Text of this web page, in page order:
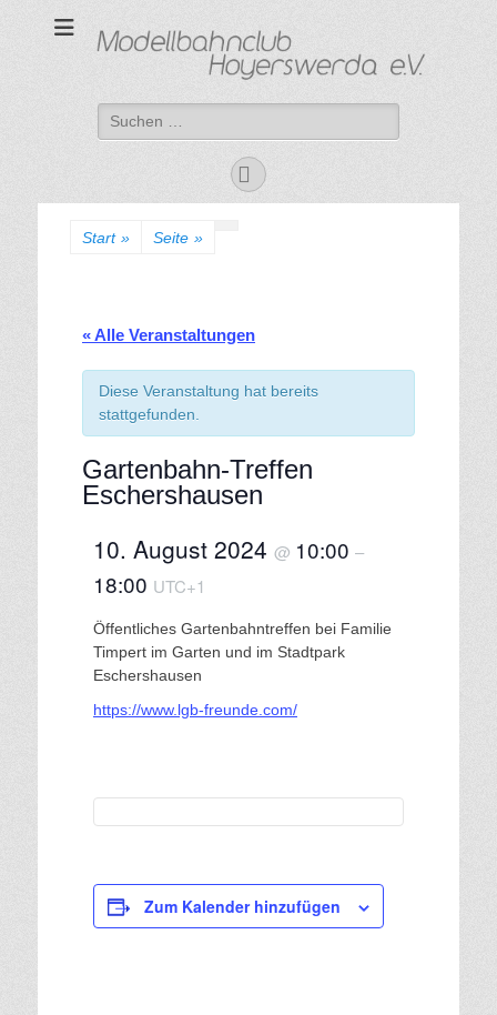
Modellbahnclub
Hoyerswerda e. V.
"Kleine Bahn ganz groß"
Suchen
nach:
Facebook
Start » Seite »
« Alle Veranstaltungen
Diese Veranstaltung hat bereits
stattgefunden.
Gartenbahn-Treffen
Eschershausen
10. August 2024 @ 10:00 –
18:00 UTC+1
Öffentliches Gartenbahntreffen bei Familie
Timpert im Garten und im Stadtpark
Eschershausen
https://www.lgb-freunde.com/
Zum Kalender hinzufügen